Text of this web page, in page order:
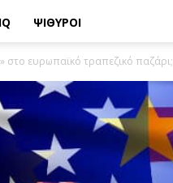
IQ ΨΙΘΥΡΟΙ
στο ευρωπαϊκό τραπεζικό παζάρι;